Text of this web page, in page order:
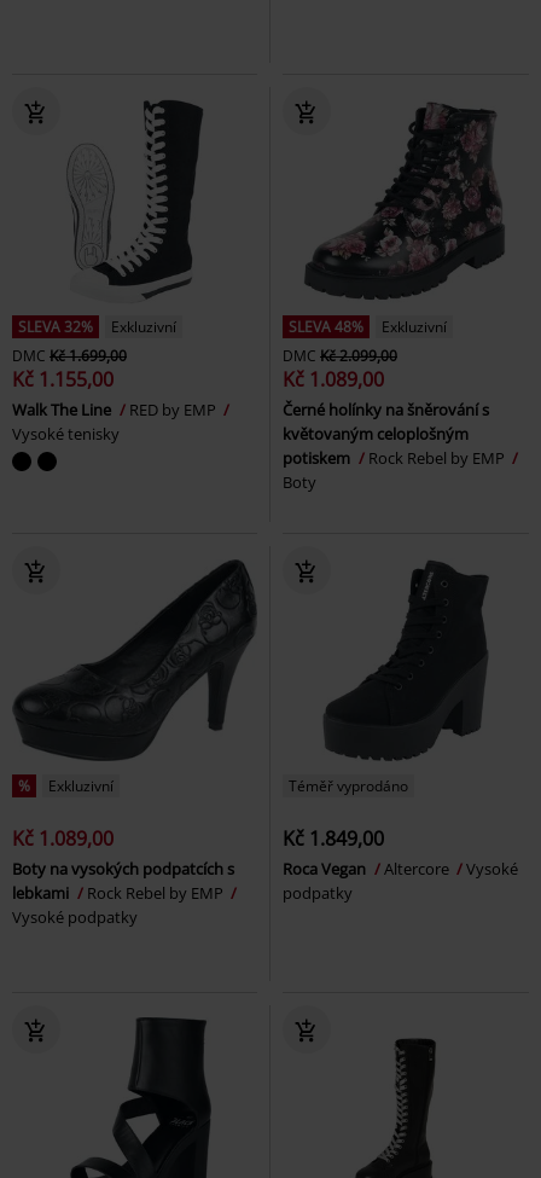
SLEVA 32%
Exkluzivní
DMC Kč 1.699,00
Kč 1.155,00
Walk The Line
RED by EMP
Vysoké tenisky
SLEVA 48%
Exkluzivní
DMC Kč 2.099,00
Kč 1.089,00
Černé holínky na šněrování s
květovaným celoplošným
potiskem
Rock Rebel by EMP
Boty
% Exkluzivní
Kč 1.089,00
Boty na vysokých podpatcích s
lebkami
Rock Rebel by EMP
Vysoké podpatky
Téměř vyprodáno
Kč 1.849,00
Roca Vegan Altercore
Vysoké
podpatky